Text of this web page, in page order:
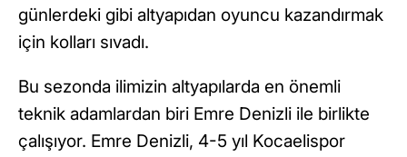
günlerdeki gibi altyapıdan oyuncu kazandırmak
için kolları sıvadı.
Bu sezonda ilimizin altyapılarda en önemli
teknik adamlardan biri Emre Denizli ile birlikte
çalışıyor. Emre Denizli, 4-5 yıl Kocaelispor